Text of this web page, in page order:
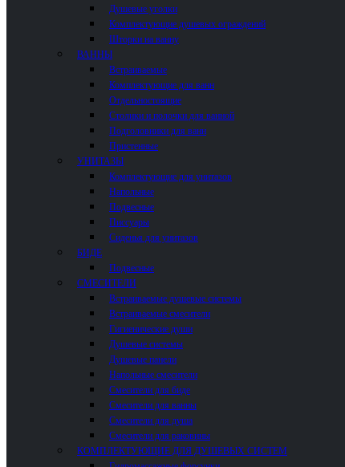
Душевые уголки
Комплектующие душевых ограждений
Шторки на ванну
ВАННЫ
Встраиваемые
Комплектующие для ванн
Отдельностоящие
Столики и полочки для ванной
Подголовники для ванн
Пристенные
УНИТАЗЫ
Комплектующие для унитазов
Напольные
Подвесные
Писсуары
Сиденья для унитазов
БИДЕ
Подвесные
СМЕСИТЕЛИ
Встраиваемые душевые системы
Встраиваемые смесители
Гигиенические души
Душевые системы
Душевые панели
Напольные смесители
Смесители для биде
Смесители для ванны
Смесители для душа
Смесители для раковины
КОМПЛЕКТУЮЩИЕ ДЛЯ ДУШЕВЫХ СИСТЕМ